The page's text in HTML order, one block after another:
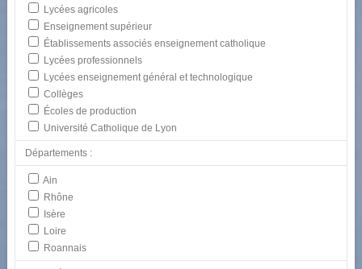
Lycées agricoles
Enseignement supérieur
Établissements associés enseignement catholique
Lycées professionnels
Lycées enseignement général et technologique
Collèges
Écoles de production
Université Catholique de Lyon
Départements :
Ain
Rhône
Isère
Loire
Roannais